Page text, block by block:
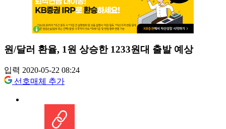
원/달러 환율, 1원 상승한 1233원대 출발 예상
입력 2020-05-22 08:24
선호매체 추가